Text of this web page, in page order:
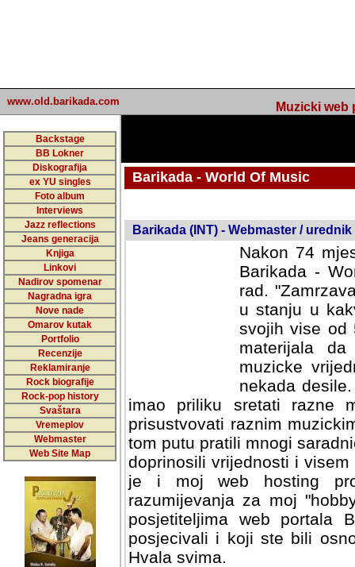
www.old.barikada.com Muzicki web
Backstage
BB Lokner
Diskografija
ex YU singles
Foto album
Interviews
Jazz reflections
Jeans generacija
Knjiga
Linkovi
Nadirov spomenar
Nagradna igra
Nove nade
Omarov kutak
Portfolio
Recenzije
Reklamiranje
Rock biografije
Rock-pop history
Svaštara
Vremeplov
Webmaster
Web Site Map
Barikada - World Of Music
Barikada (INT) - Webmaster / urednik
Nakon 74
Barikada -
rad.
u stanju u
svojih vise od
materijala
muzicke
nekada
imao priliku sretati razne
prisustvovati raznim
tom putu pratili mnogi
doprinosili vrijednosti i
je i moj web hosting
razumijevanja za moj
posjetiteljima web portala
posjecivali i koji ste bili
Hvala svima.